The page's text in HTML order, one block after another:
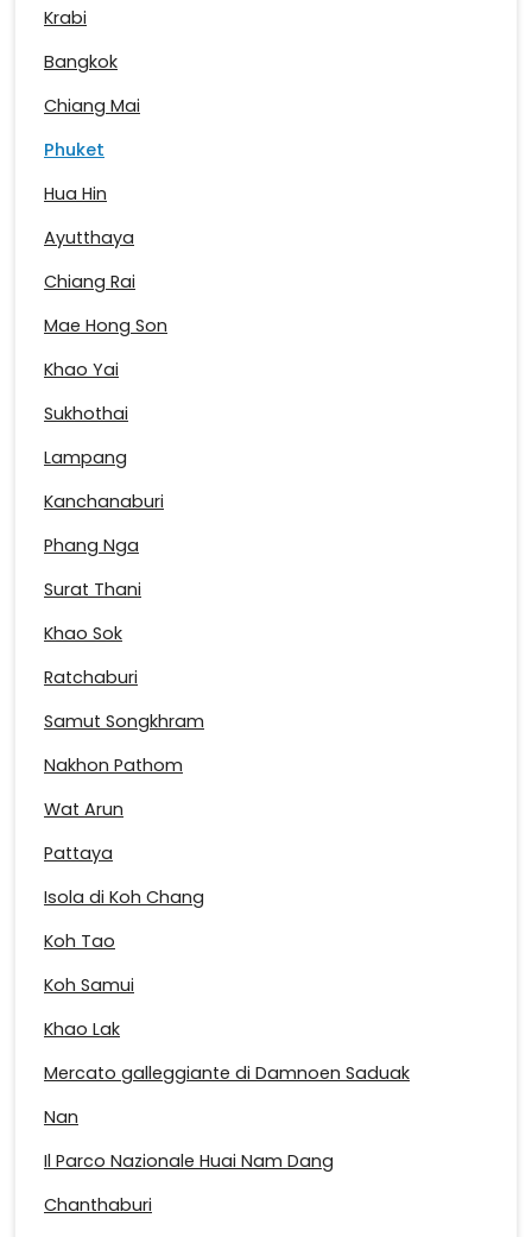
Krabi
Bangkok
Chiang Mai
Phuket
Hua Hin
Ayutthaya
Chiang Rai
Mae Hong Son
Khao Yai
Sukhothai
Lampang
Kanchanaburi
Phang Nga
Surat Thani
Khao Sok
Ratchaburi
Samut Songkhram
Nakhon Pathom
Wat Arun
Pattaya
Isola di Koh Chang
Koh Tao
Koh Samui
Khao Lak
Mercato galleggiante di Damnoen Saduak
Nan
Il Parco Nazionale Huai Nam Dang
Chanthaburi